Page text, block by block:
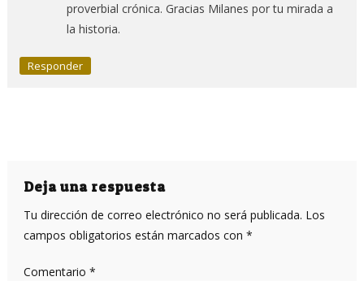
proverbial crónica. Gracias Milanes por tu mirada a
la historia.
Responder
Deja una respuesta
Tu dirección de correo electrónico no será publicada. Los
campos obligatorios están marcados con *
Comentario *